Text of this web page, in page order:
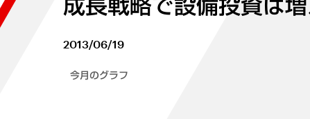
成長戦略で設備投資は
2013/06/19
今月のグラフ